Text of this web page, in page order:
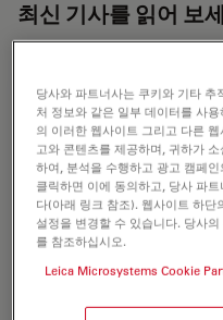
최신 기사를 읽어 보
당사와 파트너사는 쿠키와 기타
처 정보와 같은 일부 데이터를 사
의 이러한 웹사이트 그리고 다른
고와 콘텐츠를 제공하며, 귀하가
하여, 분석을 수행하고 광고 캠페
클릭하면 이에 동의하고, 당사 파
다(아래 링크 참조). 웹사이트 하
설정을 변경할 수 있습니다. 당사
를 참조하십시오.
Leica Microsystems Cookie